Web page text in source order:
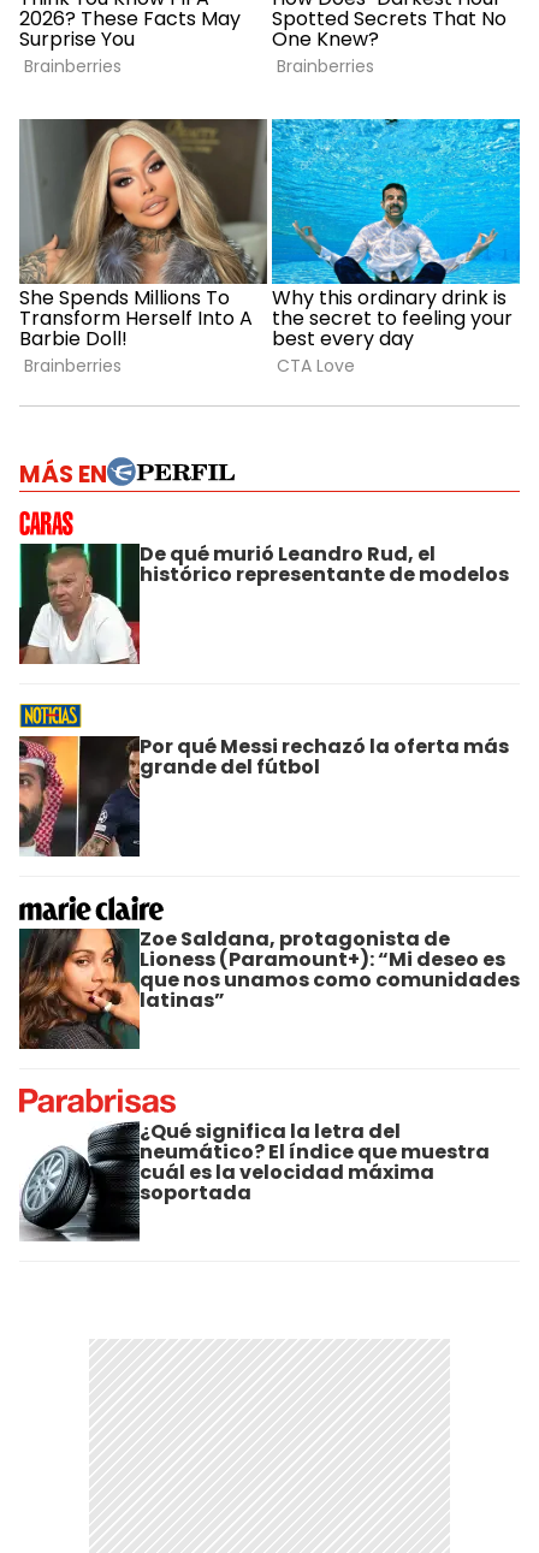
MÁS EN
De qué murió Leandro Rud, el
histórico representante de modelos
Por qué Messi rechazó la oferta más
grande del fútbol
Zoe Saldana, protagonista de
Lioness (Paramount+): “Mi deseo es
que nos unamos como comunidades
latinas”
¿Qué significa la letra del
neumático? El índice que muestra
cuál es la velocidad máxima
soportada